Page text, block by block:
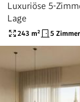
Luxuriöse 5-
Lage
243 m² 5 Zimmer